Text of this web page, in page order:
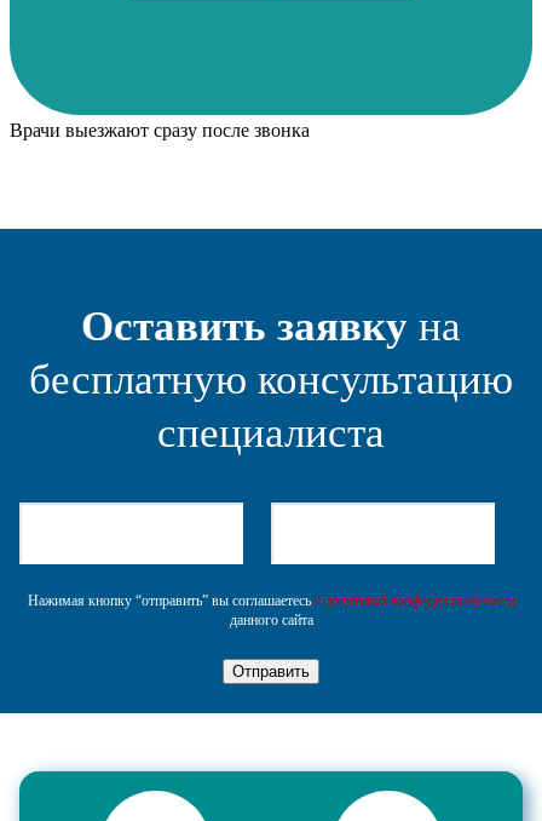
Врачи выезжают сразу после звонка
Оставить заявку на
бесплатную консультацию
специалиста
Нажимая кнопку “отправить” вы соглашаетесь с политикой конфеденциальности
данного сайта
Отправить